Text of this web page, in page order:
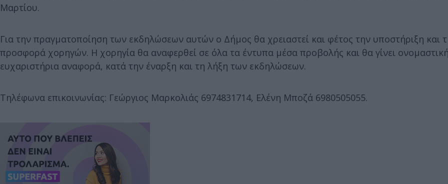
Μαρτίου.
Για την πραγματοποίηση των εκδηλώσεων αυτών ο Δήμος θα χρειαστεί και φέτος την υποστήριξη και
προσφορά χορηγών. Η χορηγία θα αναφερθεί σε όλα τα έντυπα μέσα προβολής και θα γίνει
ευχαριστήρια αναφορά, κατά την έναρξη και τη λήξη των εκδηλώσεων.
Τηλέφωνα επικοινωνίας: Γεώργιος Μαρκολιάς 6974831714, Ελένη Μποζά 6980505055.